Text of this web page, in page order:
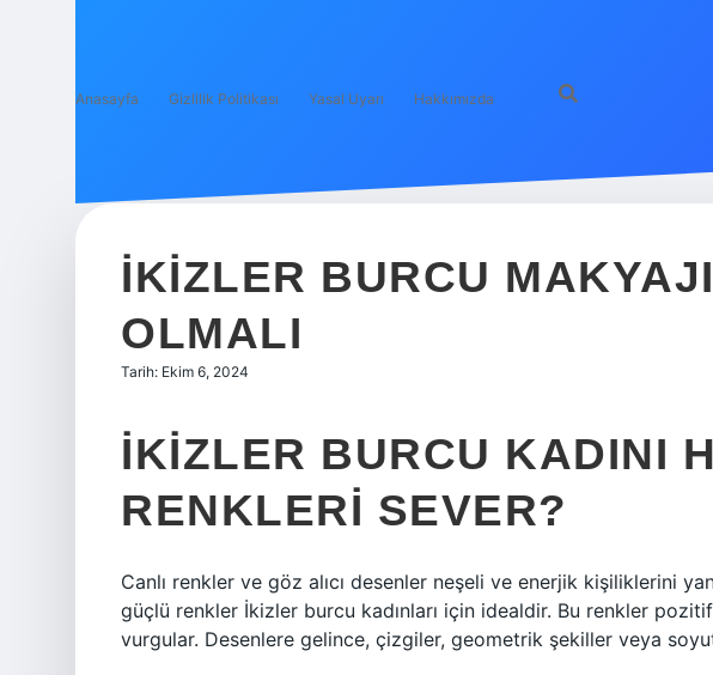
Anasayfa Gizlilik Politikası Yasal Uyarı Hakkımızda
İKIZLER BURCU
OLMALI
Tarih: Ekim 6, 2024
İKIZLER BURCU KADINI
RENKLERI SEVER?
Canlı renkler ve göz alıcı desenler neşeli ve enerjik kişiliklerini
güçlü renkler İkizler burcu kadınları için idealdir. Bu renkler
vurgular. Desenlere gelince, çizgiler, geometrik şekiller veya